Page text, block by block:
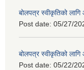
बोलपत्र स्वीकृतिको
Post date: 05/27/
बोलपत्र स्वीकृतिको
Post date: 05/22/